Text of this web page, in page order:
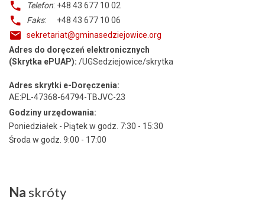
Telefon: +48 43 677 10 02
Faks: +48 43 677 10 06
sekretariat@gminasedziejowice.org
Adres do doręczeń elektronicznych
(Skrytka ePUAP): /UGSedziejowice/skrytka
Adres skrytki e-Doręczenia:
AE:PL-47368-64794-TBJVC-23
Godziny urzędowania:
Poniedziałek - Piątek w godz. 7:30 - 15:30
Środa w godz. 9:00 - 17:00
Na skróty